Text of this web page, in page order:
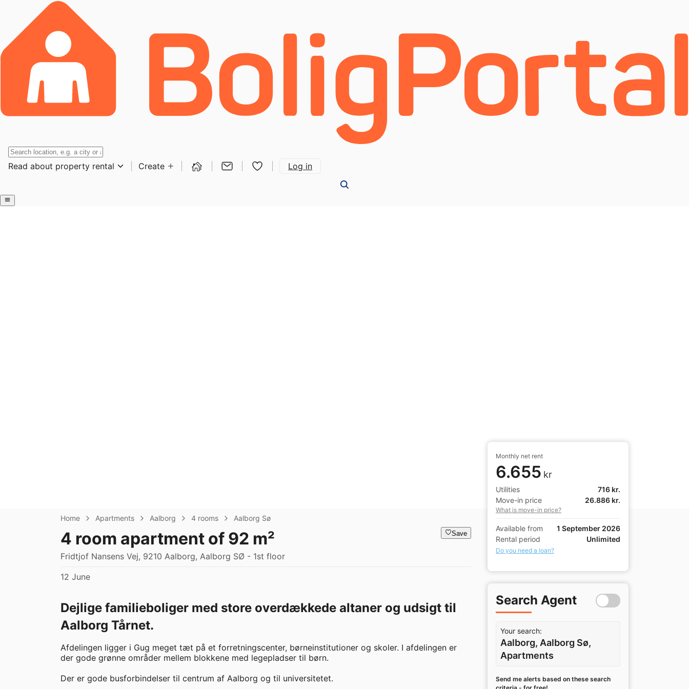
Read about property rental Create Log in
Home Apartments Aalborg 4 rooms Aalborg Sø
4 room apartment of 92 m²
Fridtjof Nansens Vej, 9210 Aalborg, Aalborg SØ - 1st floor
Save
12 June
Dejlige familieboliger med store overdækkede altaner og udsigt til
Aalborg Tårnet.
Afdelingen ligger i Gug meget tæt på et forretningscenter, børneinstitutioner og skoler. I afdelingen er
der gode grønne områder mellem blokkene med legepladser til børn.
Der er gode busforbindelser til centrum af Aalborg og til universitetet.
Monthly net rent
6.655 kr
Utilities
716 kr.
Move-in price
26.886 kr.
What is move-in price?
Available from
1 September 2026
Rental period
Unlimited
Do you need a loan?
Search Agent
Your search:
Aalborg, Aalborg Sø,
Apartments
Send me alerts based on these search